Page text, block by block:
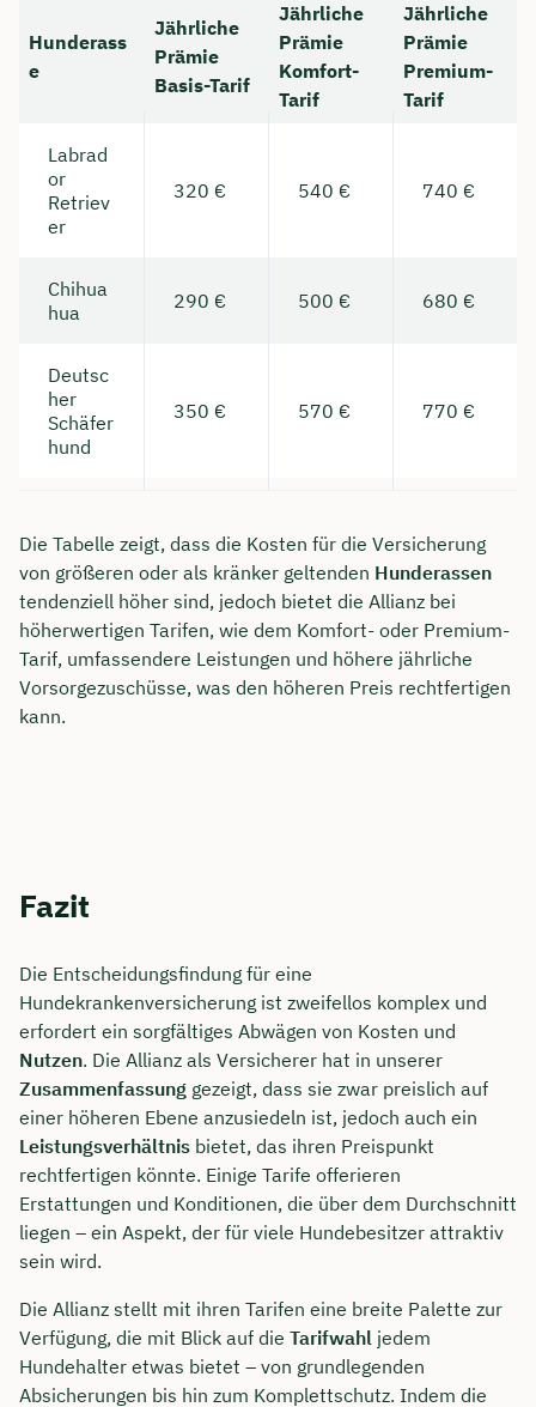
Hunderass
e
Jährliche
Prämie
Basis-Tarif
Jährliche
Prämie
Komfort-
Tarif
Jährliche
Prämie
Premium-
Tarif
Labrad
or
Retriev
er
320 € 540 € 740 €
Chihua
hua
290 € 500 € 680 €
Deutsc
her
Schäfer
hund
350 € 570 € 770 €
Die Tabelle zeigt, dass die Kosten für die Versicherung
von größeren oder als kränker geltenden Hunderassen
tendenziell höher sind, jedoch bietet die Allianz bei
höherwertigen Tarifen, wie dem Komfort- oder Premium-
Tarif, umfassendere Leistungen und höhere jährliche
Vorsorgezuschüsse, was den höheren Preis rechtfertigen
kann.
Fazit
Die Entscheidungsfindung für eine
Hundekrankenversicherung ist zweifellos komplex und
erfordert ein sorgfältiges Abwägen von Kosten und
Nutzen. Die Allianz als Versicherer hat in unserer
Zusammenfassung gezeigt, dass sie zwar preislich auf
einer höheren Ebene anzusiedeln ist, jedoch auch ein
Leistungsverhältnis bietet, das ihren Preispunkt
rechtfertigen könnte. Einige Tarife offerieren
Erstattungen und Konditionen, die über dem Durchschnitt
liegen – ein Aspekt, der für viele Hundebesitzer attraktiv
sein wird.
Die Allianz stellt mit ihren Tarifen eine breite Palette zur
Verfügung, die mit Blick auf die Tarifwahl jedem
Hundehalter etwas bietet – von grundlegenden
Absicherungen bis hin zum Komplettschutz. Indem die